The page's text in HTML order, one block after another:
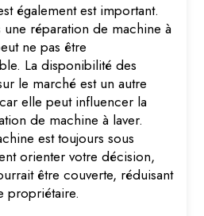
également est important.
une réparation de machine à
ne pas être
La disponibilité des
le marché est un autre
elle peut influencer la
de machine à laver.
est toujours sous
orienter votre décision,
être couverte, réduisant
propriétaire.